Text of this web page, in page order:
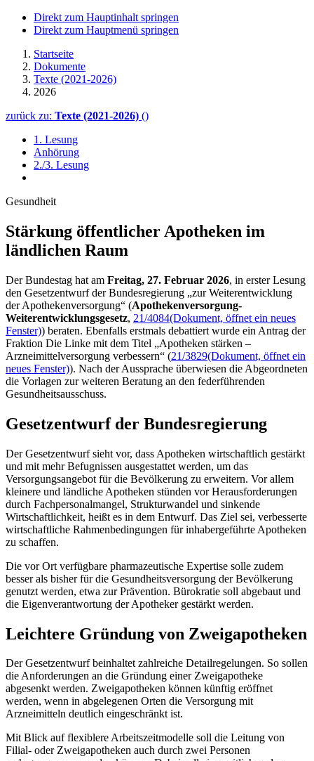
Direkt zum Hauptinhalt springen
Direkt zum Hauptmenü springen
Startseite
Dokumente
Texte (2021-2026)
2026
zurück zu: Texte (2021-2026) ()
1. Lesung
Anhörung
2./3. Lesung
Gesundheit
Stärkung öffentlicher Apotheken im
ländlichen Raum
Der Bundestag hat am Freitag, 27. Februar 2026, in erster Lesung
den Gesetzentwurf der Bundesregierung „zur Weiterentwicklung
der Apothekenversorgung“ (Apothekenversorgung-
Weiterentwicklungsgesetz, 21/4084(Dokument, öffnet ein neues
Fenster)) beraten. Ebenfalls erstmals debattiert wurde ein Antrag der
Fraktion Die Linke mit dem Titel „Apotheken stärken –
Arzneimittelversorgung verbessern“ (21/3829(Dokument, öffnet ein
neues Fenster)). Nach der Aussprache überwiesen die Abgeordneten
die Vorlagen zur weiteren Beratung an den federführenden
Gesundheitsausschuss.
Gesetzentwurf der Bundesregierung
Der Gesetzentwurf sieht vor, dass Apotheken wirtschaftlich gestärkt
und mit mehr Befugnissen ausgestattet werden, um das
Versorgungsangebot für die Bevölkerung zu erweitern. Vor allem
kleinere und ländliche Apotheken stünden vor Herausforderungen
durch Fachpersonalmangel, Strukturwandel und sinkende
Wirtschaftlichkeit, heißt es in dem Entwurf. Das Ziel sei, verbesserte
wirtschaftliche Rahmenbedingungen für inhabergeführte Apotheken
zu schaffen.
Die vor Ort verfügbare pharmazeutische Expertise solle zudem
besser als bisher für die Gesundheitsversorgung der Bevölkerung
genutzt werden, etwa zur Prävention. Bürokratie soll abgebaut und
die Eigenverantwortung der Apotheker gestärkt werden.
Leichtere Gründung von Zweigapotheken
Der Gesetzentwurf beinhaltet zahlreiche Detailregelungen. So sollen
die Anforderungen an die Gründung einer Zweigapotheke
abgesenkt werden. Zweigapotheken können künftig eröffnet
werden, wenn in abgelegenen Orten die Versorgung mit
Arzneimitteln deutlich eingeschränkt ist.
Mit Blick auf flexiblere Arbeitszeitmodelle soll die Leitung von
Filial- oder Zweigapotheken auch durch zwei Personen